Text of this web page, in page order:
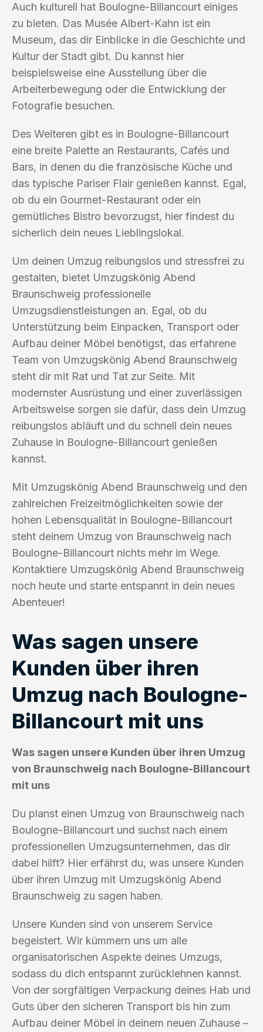
Auch kulturell hat Boulogne-Billancourt einiges
zu bieten. Das Musée Albert-Kahn ist ein
Museum, das dir Einblicke in die Geschichte und
Kultur der Stadt gibt. Du kannst hier
beispielsweise eine Ausstellung über die
Arbeiterbewegung oder die Entwicklung der
Fotografie besuchen.
Des Weiteren gibt es in Boulogne-Billancourt
eine breite Palette an Restaurants, Cafés und
Bars, in denen du die französische Küche und
das typische Pariser Flair genießen kannst. Egal,
ob du ein Gourmet-Restaurant oder ein
gemütliches Bistro bevorzugst, hier findest du
sicherlich dein neues Lieblingslokal.
Um deinen Umzug reibungslos und stressfrei zu
gestalten, bietet Umzugskönig Abend
Braunschweig professionelle
Umzugsdienstleistungen an. Egal, ob du
Unterstützung beim Einpacken, Transport oder
Aufbau deiner Möbel benötigst, das erfahrene
Team von Umzugskönig Abend Braunschweig
steht dir mit Rat und Tat zur Seite. Mit
modernster Ausrüstung und einer zuverlässigen
Arbeitsweise sorgen sie dafür, dass dein Umzug
reibungslos abläuft und du schnell dein neues
Zuhause in Boulogne-Billancourt genießen
kannst.
Mit Umzugskönig Abend Braunschweig und den
zahlreichen Freizeitmöglichkeiten sowie der
hohen Lebensqualität in Boulogne-Billancourt
steht deinem Umzug von Braunschweig nach
Boulogne-Billancourt nichts mehr im Wege.
Kontaktiere Umzugskönig Abend Braunschweig
noch heute und starte entspannt in dein neues
Abenteuer!
Was sagen unsere
Kunden über ihren
Umzug nach Boulogne-
Billancourt mit uns
Was sagen unsere Kunden über ihren Umzug
von Braunschweig nach Boulogne-Billancourt
mit uns
Du planst einen Umzug von Braunschweig nach
Boulogne-Billancourt und suchst nach einem
professionellen Umzugsunternehmen, das dir
dabei hilft? Hier erfährst du, was unsere Kunden
über ihren Umzug mit Umzugskönig Abend
Braunschweig zu sagen haben.
Unsere Kunden sind von unserem Service
begeistert. Wir kümmern uns um alle
organisatorischen Aspekte deines Umzugs,
sodass du dich entspannt zurücklehnen kannst.
Von der sorgfältigen Verpackung deines Hab und
Guts über den sicheren Transport bis hin zum
Aufbau deiner Möbel in deinem neuen Zuhause –